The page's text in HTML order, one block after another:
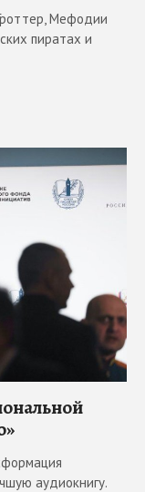
Мефодии
пиратах и
аудиокнигу.